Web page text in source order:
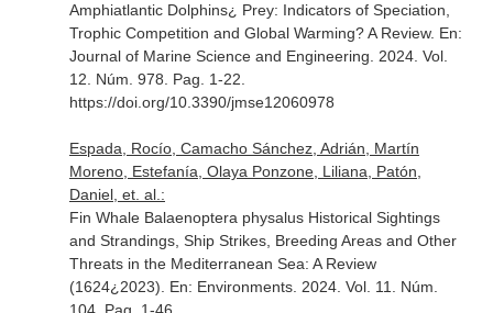
Amphiatlantic Dolphins¿ Prey: Indicators of Speciation,
Trophic Competition and Global Warming? A Review. En:
Journal of Marine Science and Engineering . 2024. Vol.
12. Núm. 978. Pag. 1-22.
https://doi.org/10.3390/jmse12060978
Espada, Rocío, Camacho Sánchez, Adrián, Martín
Moreno, Estefanía, Olaya Ponzone, Liliana, Patón,
Daniel, et. al.:
Fin Whale Balaenoptera physalus Historical Sightings
and Strandings, Ship Strikes, Breeding Areas and Other
Threats in the Mediterranean Sea: A Review
(1624¿2023). En: Environments. 2024. Vol. 11. Núm.